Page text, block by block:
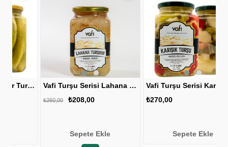
Vafi Turşu Serisi Lahana Turşusu 1000cc-500gr 1 ADET
₺208,00
Sepete Ekle
Vafi Turşu Serisi Karışık Turşu 1000cc-500gr 1 ADET
₺270,00
Sepete Ekle